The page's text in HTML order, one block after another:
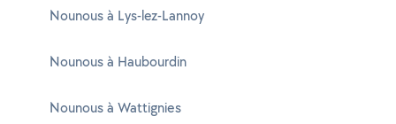
Nounous à Lys-lez-Lannoy
Nounous à Haubourdin
Nounous à Wattignies